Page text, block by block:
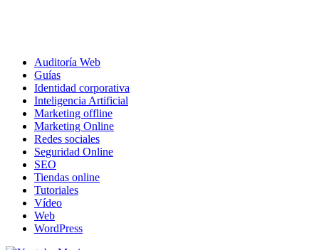
Auditoría Web
Guías
Identidad corporativa
Inteligencia Artificial
Marketing offline
Marketing Online
Redes sociales
Seguridad Online
SEO
Tiendas online
Tutoriales
Vídeo
Web
WordPress